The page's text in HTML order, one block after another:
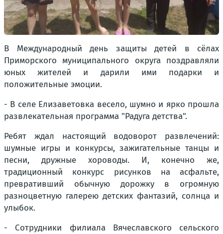
В Международный день защиты детей в сёлах
Приморского муниципального округа поздравляли
юных жителей и дарили ими подарки и
положительные эмоции.
- В селе Елизаветовка весело, шумно и ярко прошла
развлекательная программа "Радуга детства".
Ребят ждал настоящий водоворот развлечений:
шумные игры и конкурсы, зажигательные танцы и
песни, дружные хороводы. И, конечно же,
традиционный конкурс рисунков на асфальте,
превративший обычную дорожку в огромную
разноцветную галерею детских фантазий, солнца и
улыбок.
- Сотрудники филиала Вячеславского сельского